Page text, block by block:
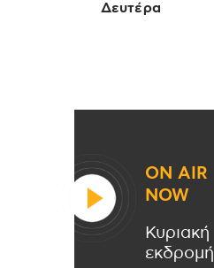
Δευτέρα
ON AIR
NOW
Κυριακή
εκδρομή